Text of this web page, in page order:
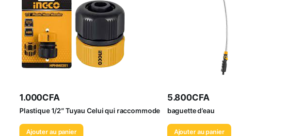
1.000CFA
Plastique 1/2″ Tuyau Celui qui raccommode
Ajouter au panier
5.800CFA
baguette d’eau
Ajouter au panier